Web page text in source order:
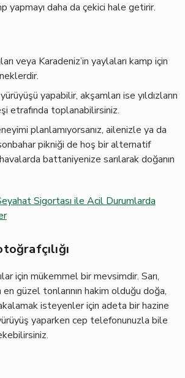
yapmayı daha da çekici hale getirir.
veya Karadeniz’in yaylaları kamp için
yapabilir, akşamları ise yıldızların
etrafında toplanabilirsiniz.
planlamıyorsanız, ailenizle ya da
pikniği de hoş bir alternatif
battaniyenize sarılarak doğanın
Sigortası ile Acil Durumlarda
için mükemmel bir mevsimdir. Sarı,
en güzel tonlarının hakim olduğu doğa,
isteyenler için adeta bir hazine
yaparken cep telefonunuzla bile